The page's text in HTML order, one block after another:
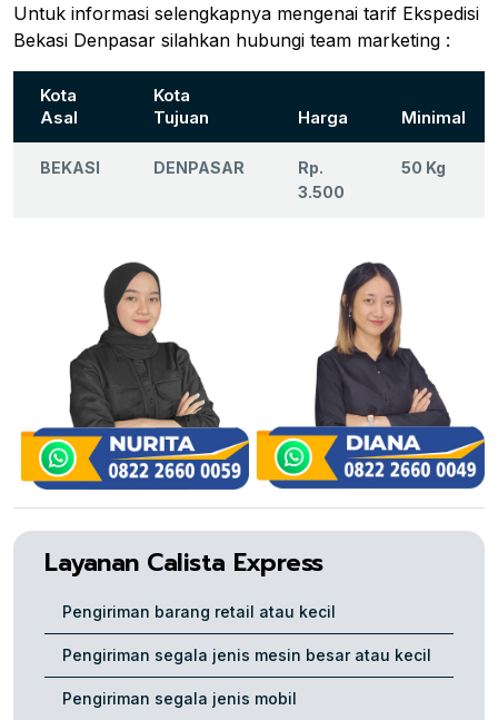
Untuk informasi selengkapnya mengenai tarif Ekspedisi
Bekasi Denpasar silahkan hubungi team marketing :
Kota
Asal
Kota
Tujuan
Harga Minimal
BEKASI DENPASAR
Rp.
3.500
50 Kg
Layanan Calista Express
Pengiriman barang retail atau kecil
Pengiriman segala jenis mesin besar atau kecil
Pengiriman segala jenis mobil